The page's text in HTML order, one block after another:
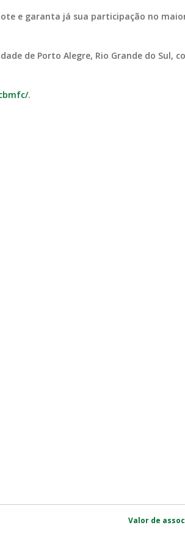
e garanta já sua participação no
de Porto Alegre, Rio Grande do Sul,
.
Valor de